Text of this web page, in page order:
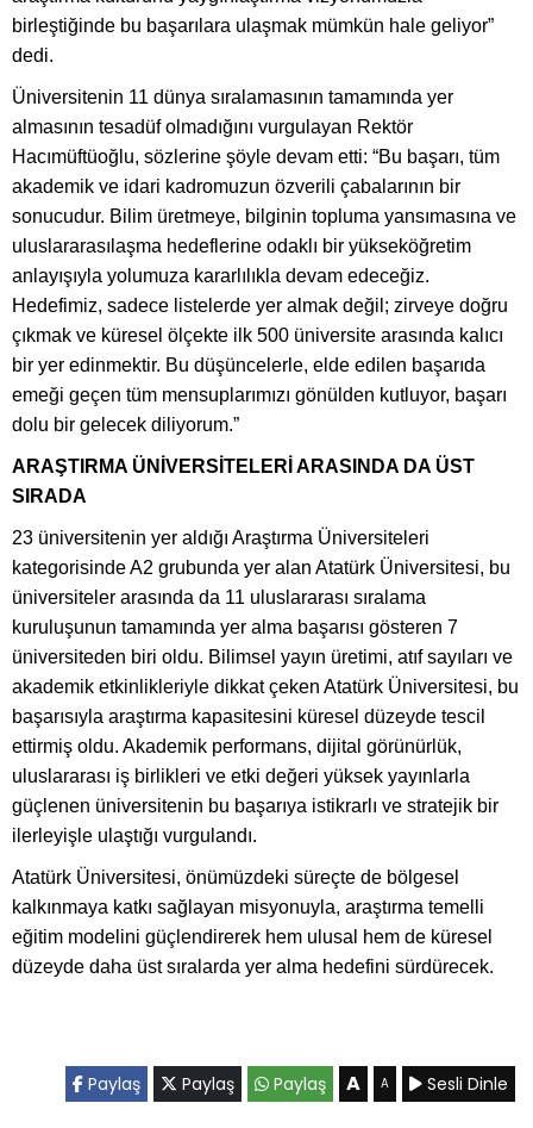
birleştiğinde bu başarılara ulaşmak mümkün hale geliyor”
dedi.
Üniversitenin 11 dünya sıralamasının tamamında yer
almasının tesadüf olmadığını vurgulayan Rektör
Hacımüftüoğlu, sözlerine şöyle devam etti: “Bu başarı, tüm
akademik ve idari kadromuzun özverili çabalarının bir
sonucudur. Bilim üretmeye, bilginin topluma yansımasına ve
uluslararasılaşma hedeflerine odaklı bir yükseköğretim
anlayışıyla yolumuza kararlılıkla devam edeceğiz.
Hedefimiz, sadece listelerde yer almak değil; zirveye doğru
çıkmak ve küresel ölçekte ilk 500 üniversite arasında kalıcı
bir yer edinmektir. Bu düşüncelerle, elde edilen başarıda
emeği geçen tüm mensuplarımızı gönülden kutluyor, başarı
dolu bir gelecek diliyorum.”
ARAŞTIRMA ÜNİVERSİTELERİ ARASINDA DA ÜST
SIRADA
23 üniversitenin yer aldığı Araştırma Üniversiteleri
kategorisinde A2 grubunda yer alan Atatürk Üniversitesi, bu
üniversiteler arasında da 11 uluslararası sıralama
kuruluşunun tamamında yer alma başarısı gösteren 7
üniversiteden biri oldu. Bilimsel yayın üretimi, atıf sayıları ve
akademik etkinlikleriyle dikkat çeken Atatürk Üniversitesi, bu
başarısıyla araştırma kapasitesini küresel düzeyde tescil
ettirmiş oldu. Akademik performans, dijital görünürlük,
uluslararası iş birlikleri ve etki değeri yüksek yayınlarla
güçlenen üniversitenin bu başarıya istikrarlı ve stratejik bir
ilerleyişle ulaştığı vurgulandı.
Atatürk Üniversitesi, önümüzdeki süreçte de bölgesel
kalkınmaya katkı sağlayan misyonuyla, araştırma temelli
eğitim modelini güçlendirerek hem ulusal hem de küresel
düzeyde daha üst sıralarda yer alma hedefini sürdürecek.
Paylaş Paylaş Paylaş A A Sesli Dinle